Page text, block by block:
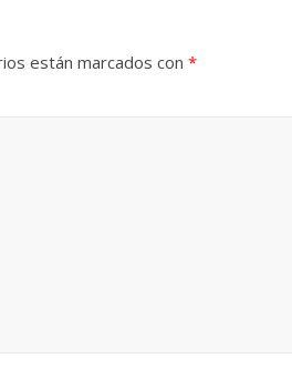
están marcados con *